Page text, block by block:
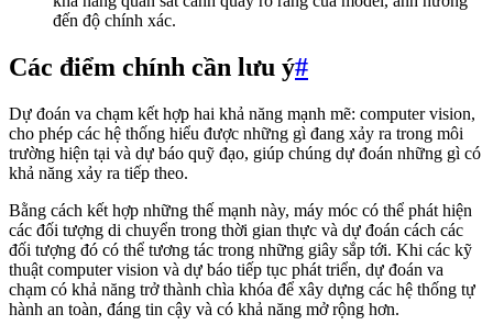
đến độ chính xác.
Các điểm chính cần lưu ý#
Dự đoán va chạm kết hợp hai khả năng mạnh mẽ: computer vision,
cho phép các hệ thống hiểu được những gì đang xảy ra trong môi
trường hiện tại và dự báo quỹ đạo, giúp chúng dự đoán những gì có
khả năng xảy ra tiếp theo.
Bằng cách kết hợp những thế mạnh này, máy móc có thể phát hiện
các đối tượng di chuyển trong thời gian thực và dự đoán cách các
đối tượng đó có thể tương tác trong những giây sắp tới. Khi các kỹ
thuật computer vision và dự báo tiếp tục phát triển, dự đoán va
chạm có khả năng trở thành chìa khóa để xây dựng các hệ thống tự
hành an toàn, đáng tin cậy và có khả năng mở rộng hơn.